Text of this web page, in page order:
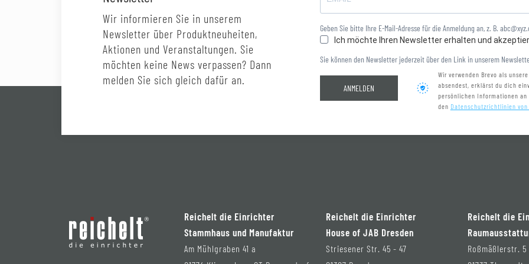
Wir informieren Sie in unserem
Newsletter über Produktneuheiten,
Aktionen und Veranstaltungen. Sie
möchten keine News verpassen? Dann
melden Sie sich gleich dafür an.
Geben Sie bitte Ihre E-Mail-Adresse für die Anmeldung an, z. B.
Ich möchte Ihren Newsletter erhalten und
Sie können den Newsletter jederzeit über den Link in unserem
ANMELDEN
Wir verwenden Brevo als
absendest, erklärst du dich
persönlichen Informationen an
den Datenschutzrichtlinien von
Reichelt die Einrichter
Stammhaus und Manufaktur
Am Mühlgraben 41 a
Reichelt die Einrichter
House of JAB Dresden
Striesener Str. 45 - 47
Reichelt die
Roßmäßlerstr. 5